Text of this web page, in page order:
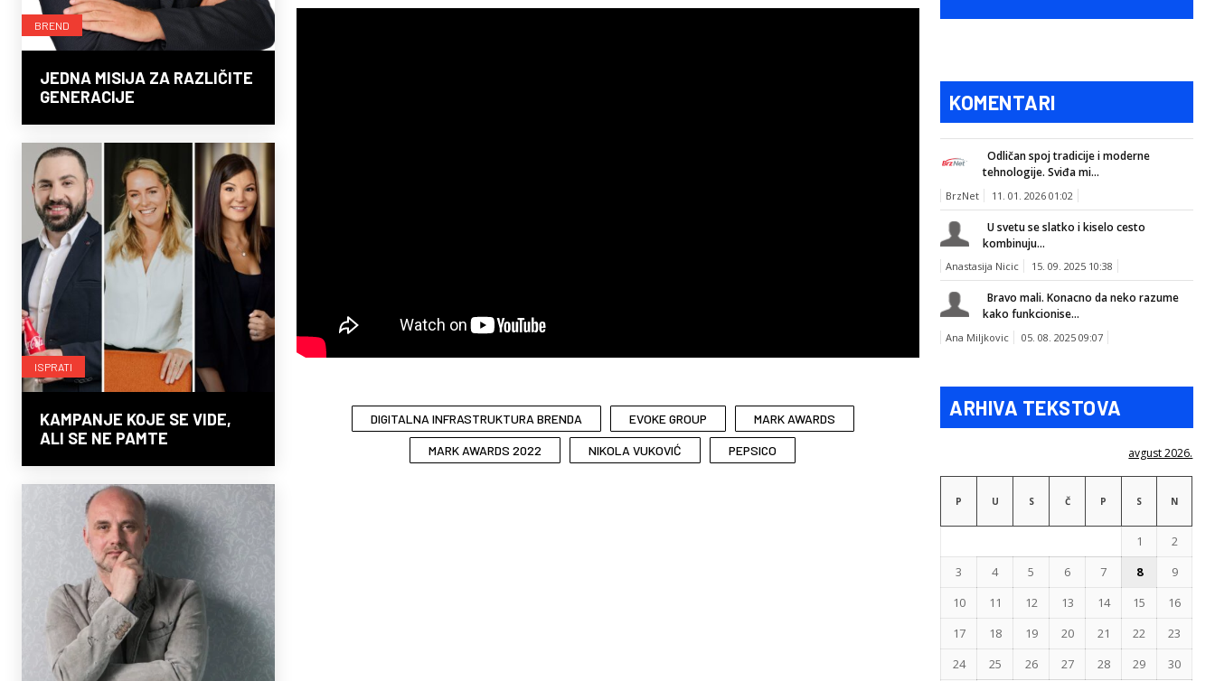
BREND
JEDNA MISIJA ZA RAZLIČITE
GENERACIJE
ISPRATI
KAMPANJE KOJE SE VIDE,
ALI SE NE PAMTE
DIGITALNA INFRASTRUKTURA BRENDA EVOKE GROUP MARK AWARDS
MARK AWARDS 2022 NIKOLA VUKOVIĆ PEPSICO
KOMENTARI
Odličan spoj tradicije i moderne
tehnologije. Sviđa mi...
BrzNet 11. 01. 2026 01:02
U svetu se slatko i kiselo cesto
kombinuju...
Anastasija Nicic 15. 09. 2025 10:38
Bravo mali. Konacno da neko razume
kako funkcionise...
Ana Miljkovic 05. 08. 2025 09:07
ARHIVA TEKSTOVA
avgust 2026.
P U S Č P S N
1
2
3
4 5 6 7 8
9
10
11 12 13 14 15
16
17
18 19 20 21 22
23
24
25 26 27 28 29
30